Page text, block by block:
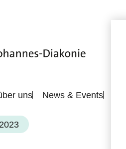
uns News & Events